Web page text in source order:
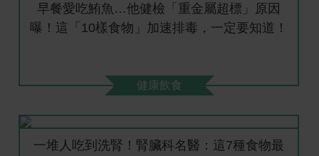
早餐愛吃鮪魚…他健檢「重金屬超標」原因
曝！這「10樣食物」加速排毒，一定要知道！
健康飲食
一堆人吃到洗腎！腎臟科名醫：這7種食物最